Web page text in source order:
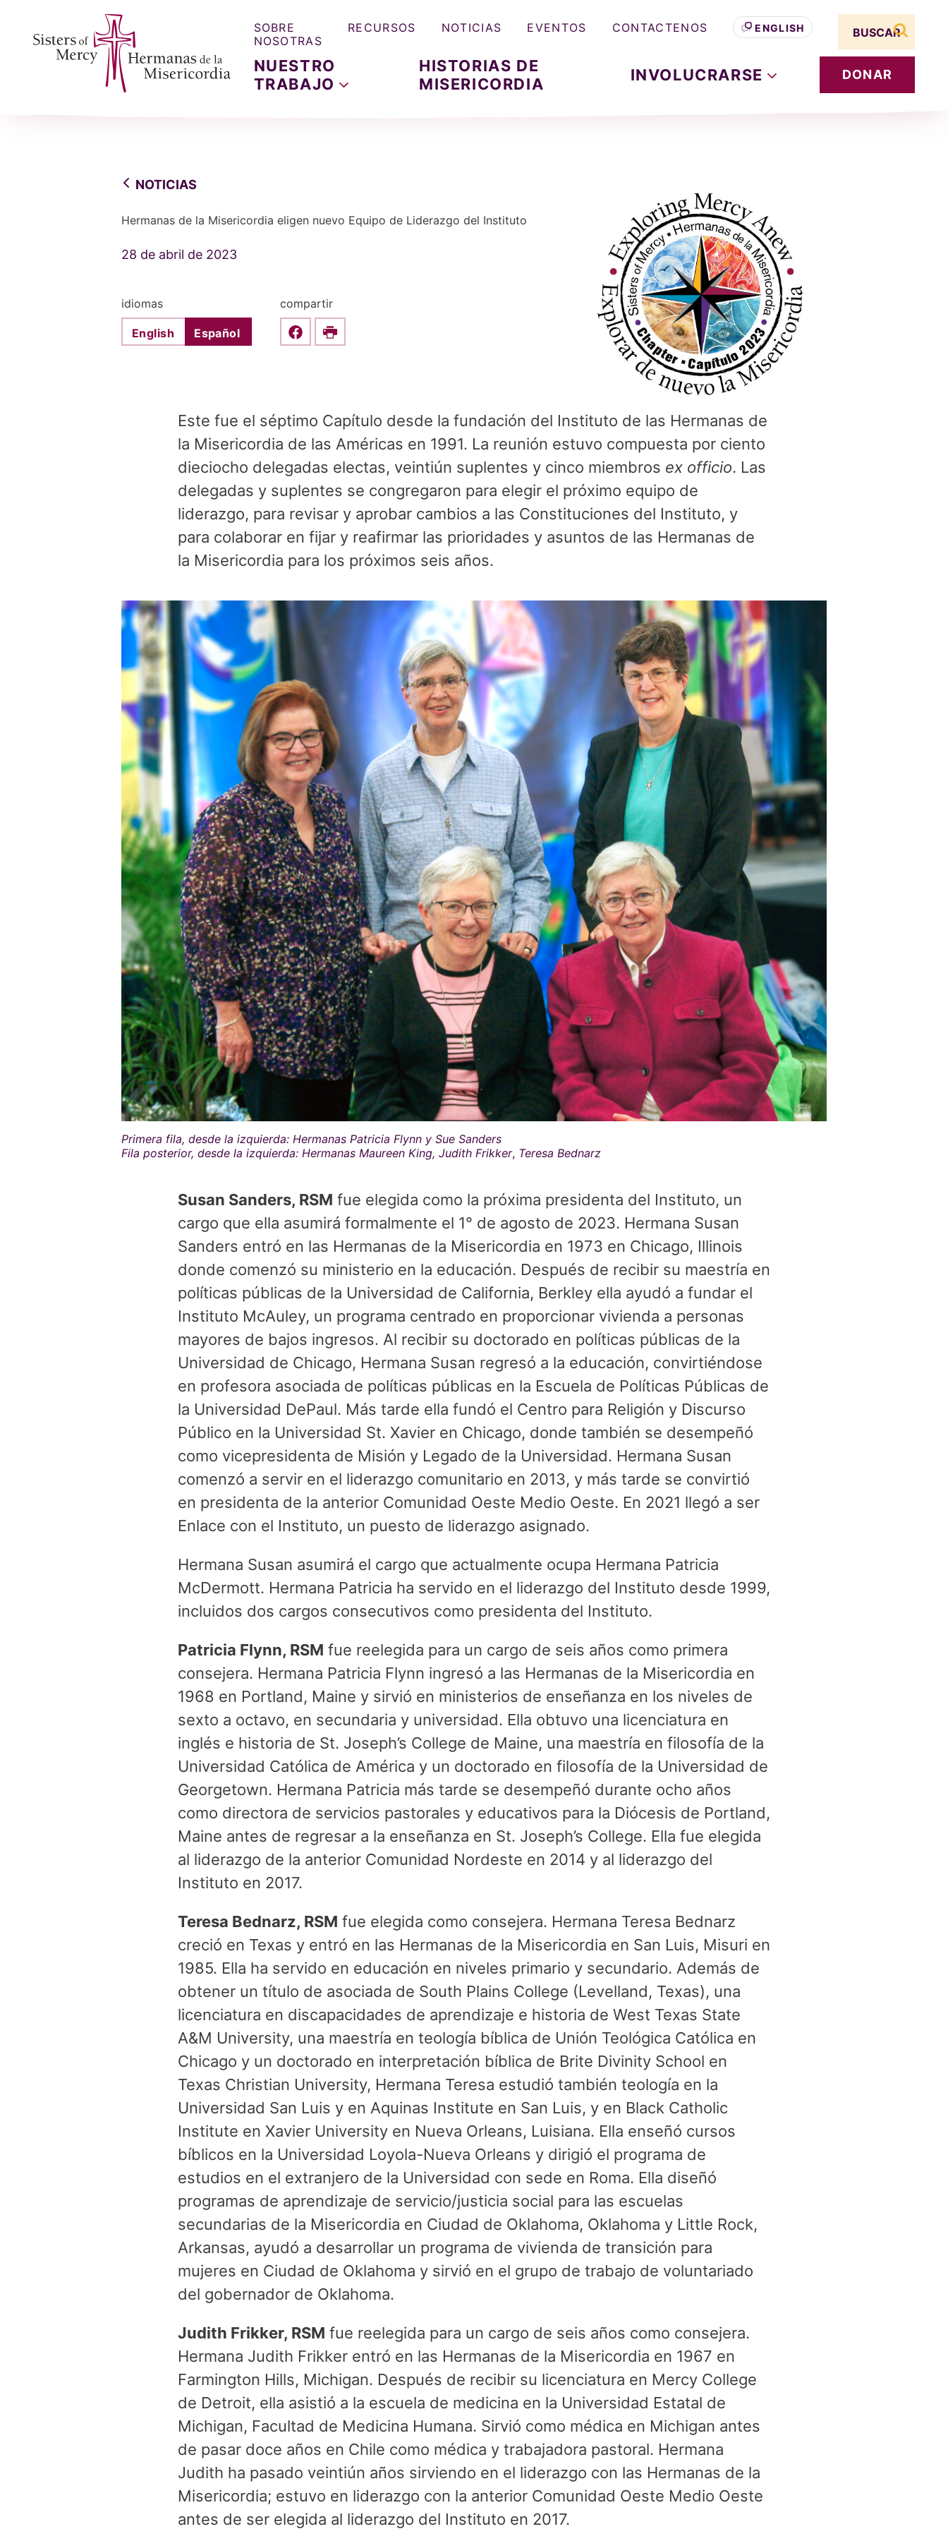
NUESTRO
TRABAJO
HISTORIAS DE
MISERICORDIA
INVOLUCRARSE DONAR
SOBRE
NOSOTRAS
RECURSOS NOTICIAS EVENTOS CONTACTENOS ENGLISH
Search term
buscar
NOTICIAS
Hermanas de la Misericordia eligen nuevo Equipo de Liderazgo del Instituto
28 de abril de 2023
idiomas
English Español
compartir
Share this on Facebook
Print
Este fue el séptimo Capítulo desde la fundación del Instituto de las Hermanas de
la Misericordia de las Américas en 1991. La reunión estuvo compuesta por ciento
dieciocho delegadas electas, veintiún suplentes y cinco miembros ex officio. Las
delegadas y suplentes se congregaron para elegir el próximo equipo de
liderazgo, para revisar y aprobar cambios a las Constituciones del Instituto, y
para colaborar en fijar y reafirmar las prioridades y asuntos de las Hermanas de
la Misericordia para los próximos seis años.
Primera fila, desde la izquierda: Hermanas Patricia Flynn y Sue Sanders
Fila posterior, desde la izquierda: Hermanas Maureen King, Judith Frikker, Teresa Bednarz
Susan Sanders, RSM fue elegida como la próxima presidenta del Instituto, un
cargo que ella asumirá formalmente el 1° de agosto de 2023. Hermana Susan
Sanders entró en las Hermanas de la Misericordia en 1973 en Chicago, Illinois
donde comenzó su ministerio en la educación. Después de recibir su maestría en
políticas públicas de la Universidad de California, Berkley ella ayudó a fundar el
Instituto McAuley, un programa centrado en proporcionar vivienda a personas
mayores de bajos ingresos. Al recibir su doctorado en políticas públicas de la
Universidad de Chicago, Hermana Susan regresó a la educación, convirtiéndose
en profesora asociada de políticas públicas en la Escuela de Políticas Públicas de
la Universidad DePaul. Más tarde ella fundó el Centro para Religión y Discurso
Público en la Universidad St. Xavier en Chicago, donde también se desempeñó
como vicepresidenta de Misión y Legado de la Universidad. Hermana Susan
comenzó a servir en el liderazgo comunitario en 2013, y más tarde se convirtió
en presidenta de la anterior Comunidad Oeste Medio Oeste. En 2021 llegó a ser
Enlace con el Instituto, un puesto de liderazgo asignado.
Hermana Susan asumirá el cargo que actualmente ocupa Hermana Patricia
McDermott. Hermana Patricia ha servido en el liderazgo del Instituto desde 1999,
incluidos dos cargos consecutivos como presidenta del Instituto.
Patricia Flynn, RSM fue reelegida para un cargo de seis años como primera
consejera. Hermana Patricia Flynn ingresó a las Hermanas de la Misericordia en
1968 en Portland, Maine y sirvió en ministerios de enseñanza en los niveles de
sexto a octavo, en secundaria y universidad. Ella obtuvo una licenciatura en
inglés e historia de St. Joseph’s College de Maine, una maestría en filosofía de la
Universidad Católica de América y un doctorado en filosofía de la Universidad de
Georgetown. Hermana Patricia más tarde se desempeñó durante ocho años
como directora de servicios pastorales y educativos para la Diócesis de Portland,
Maine antes de regresar a la enseñanza en St. Joseph’s College. Ella fue elegida
al liderazgo de la anterior Comunidad Nordeste en 2014 y al liderazgo del
Instituto en 2017.
Teresa Bednarz, RSM fue elegida como consejera. Hermana Teresa Bednarz
creció en Texas y entró en las Hermanas de la Misericordia en San Luis, Misuri en
1985. Ella ha servido en educación en niveles primario y secundario. Además de
obtener un título de asociada de South Plains College (Levelland, Texas), una
licenciatura en discapacidades de aprendizaje e historia de West Texas State
A&M University, una maestría en teología bíblica de Unión Teológica Católica en
Chicago y un doctorado en interpretación bíblica de Brite Divinity School en
Texas Christian University, Hermana Teresa estudió también teología en la
Universidad San Luis y en Aquinas Institute en San Luis, y en Black Catholic
Institute en Xavier University en Nueva Orleans, Luisiana. Ella enseñó cursos
bíblicos en la Universidad Loyola-Nueva Orleans y dirigió el programa de
estudios en el extranjero de la Universidad con sede en Roma. Ella diseñó
programas de aprendizaje de servicio/justicia social para las escuelas
secundarias de la Misericordia en Ciudad de Oklahoma, Oklahoma y Little Rock,
Arkansas, ayudó a desarrollar un programa de vivienda de transición para
mujeres en Ciudad de Oklahoma y sirvió en el grupo de trabajo de voluntariado
del gobernador de Oklahoma.
Judith Frikker, RSM fue reelegida para un cargo de seis años como consejera.
Hermana Judith Frikker entró en las Hermanas de la Misericordia en 1967 en
Farmington Hills, Michigan. Después de recibir su licenciatura en Mercy College
de Detroit, ella asistió a la escuela de medicina en la Universidad Estatal de
Michigan, Facultad de Medicina Humana. Sirvió como médica en Michigan antes
de pasar doce años en Chile como médica y trabajadora pastoral. Hermana
Judith ha pasado veintiún años sirviendo en el liderazgo con las Hermanas de la
Misericordia; estuvo en liderazgo con la anterior Comunidad Oeste Medio Oeste
antes de ser elegida al liderazgo del Instituto en 2017.